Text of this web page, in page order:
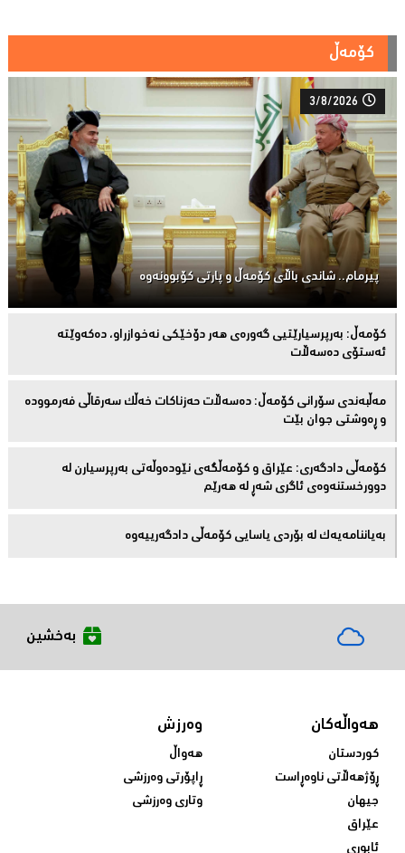
کۆمەڵ
3/8/2026
پیرمام.. شاندی باڵای كۆمه‌ڵ و پارتی كۆبوونه‌وه‌
كۆمەڵ: بەرپرسیارێتیی گەورەی هەر دۆخێکی نەخوازراو، دەكەوێتە
ئەستۆی دەسەڵات
مەڵبەندى سۆرانى کۆمەڵ: دەسەڵات حەزناکات خەڵک سەرقاڵى فەرموودە
و ڕەوشتى جوان بێت
کۆمەڵى دادگەرى: عێراق و كۆمەڵگەی نێودەوڵەتی بەرپرسیارن لە
دوورخستنەوەى ئاگری شەڕ لە هەرێم
بەیاننامەیەک لە بۆردی یاسایی کۆمەڵی دادگەرییەوە
بەخشین
هەواڵەکان
کوردستان
ڕۆژهەڵاتی ناوەڕاست
جیهان
عێراق
ئابوری
وەرزش
هەواڵ
ڕاپۆرتی وەرزشی
وتاری وەرزشی